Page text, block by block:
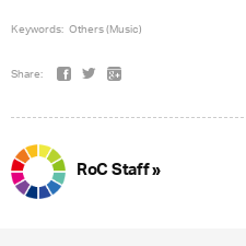
Keywords: Others (Music)
Share:
RoC Staff »